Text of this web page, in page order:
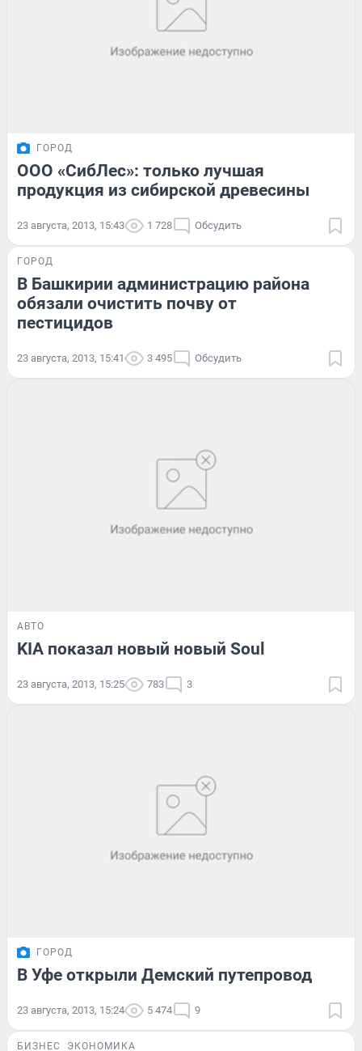
ГОРОД
ООО «СибЛес»: только лучшая
продукция из сибирской древесины
23 августа, 2013, 15:43 1 728 Обсудить
ГОРОД
В Башкирии администрацию района
обязали очистить почву от
пестицидов
23 августа, 2013, 15:41 3 495 Обсудить
АВТО
KIA показал новый новый Soul
23 августа, 2013, 15:25 783 3
ГОРОД
В Уфе открыли Демский путепровод
23 августа, 2013, 15:24 5 474 9
БИЗНЕС ЭКОНОМИКА